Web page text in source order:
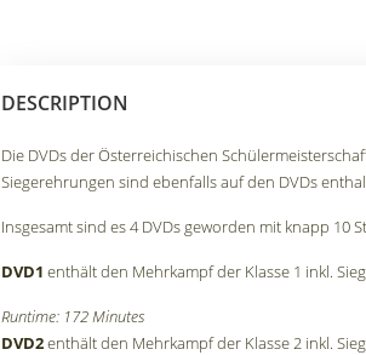
DESCRIPTION
Die DVDs der Österreichischen
Siegerehrungen sind ebenfalls auf den DVDs
Insgesamt sind es 4 DVDs geworden mit knapp 10
DVD1 enthält den Mehrkampf der Klasse 1 inkl.
Runtime: 172 Minutes
DVD2enthält den Mehrkampf der Klasse 2 inkl.